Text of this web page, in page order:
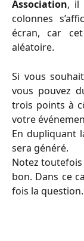
Association, il
colonnes
écran, car
aléatoire.
Si vous
vous pouvez
trois points à
votre
En dupliquant
sera généré.
Notez
bon. Dans ce
fois la question.